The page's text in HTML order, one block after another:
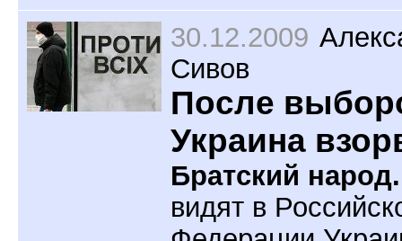
30.12.2009
Сивов
После
Украина
Братский народ.
видят в